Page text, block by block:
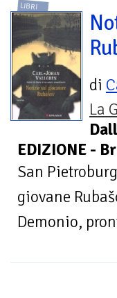
LIBRI
di
La
EDIZIONE -
San
giovane
Demonio,